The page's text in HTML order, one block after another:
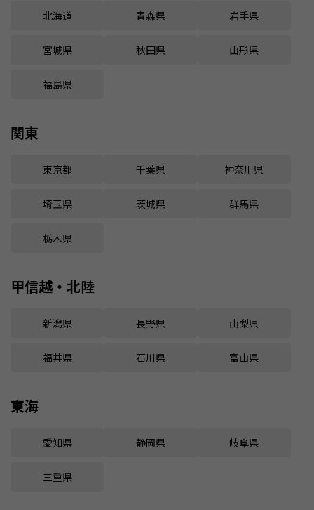
北海道 青森県 岩手県
宮城県 秋田県 山形県
福島県
関東
東京都 千葉県 神奈川県
埼玉県 茨城県 群馬県
栃木県
甲信越・北陸
新潟県 長野県 山梨県
福井県 石川県 富山県
東海
愛知県 静岡県 岐阜県
三重県